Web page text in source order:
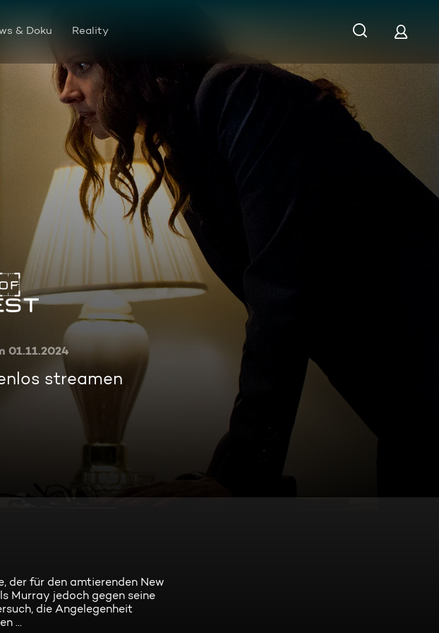
& Doku Reality
01.11.2024
streamen
der für den amtierenden New
Murray jedoch gegen seine
die Angelegenheit
...